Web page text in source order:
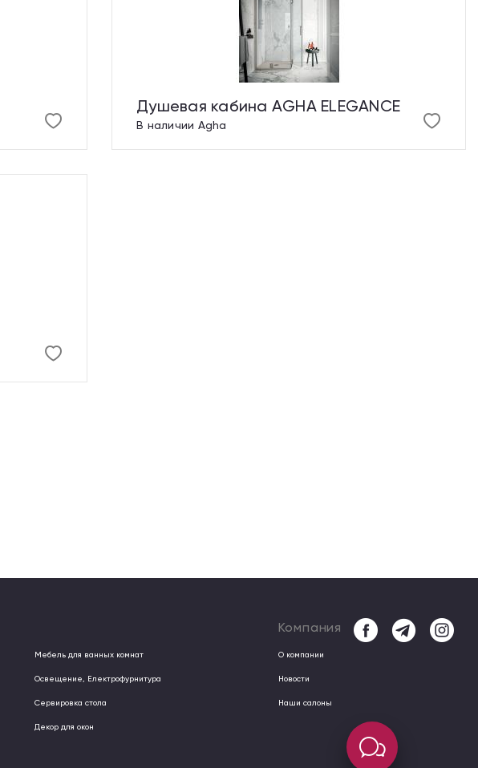
Душевая кабина AGHA ELEGANCE
В наличии Agha
Мебель для ванных комнат
Освещение, Електрофурнитура
Сервировка стола
Декор для окон
Компания
О компании
Новости
Наши салоны